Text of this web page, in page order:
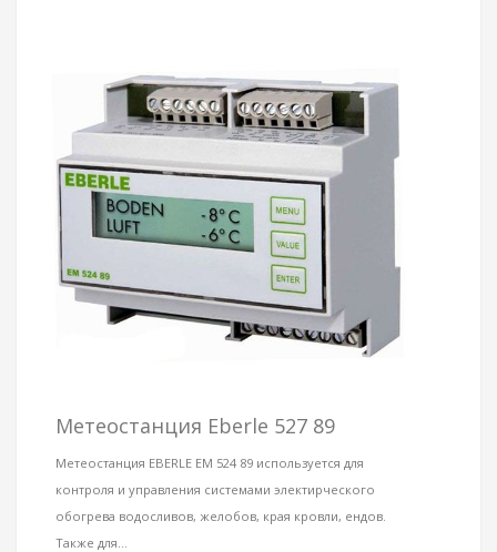
Метеостанция Eberle 527 89
Метеостанция EBERLE EM 524 89 используется для
контроля и управления системами электирческого
обогрева водосливов, желобов, края кровли, ендов.
Также для...